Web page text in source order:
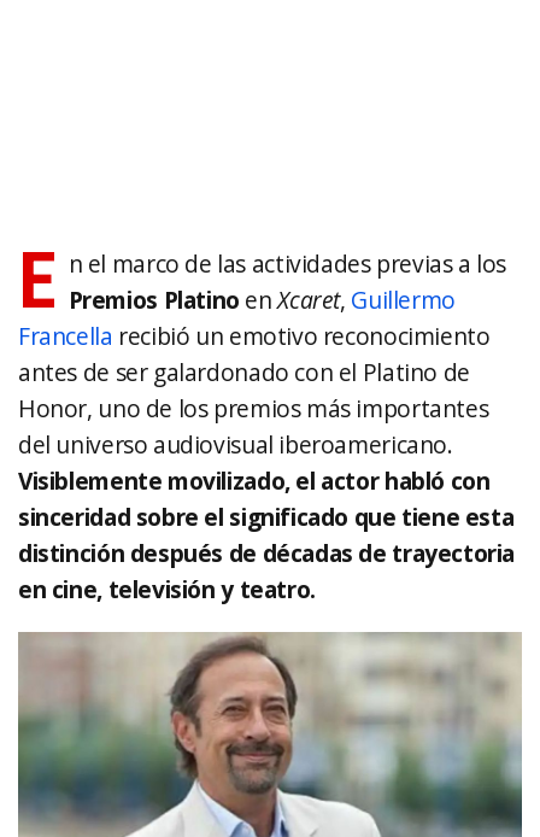
E n el marco de las actividades previas a los
Premios Platino enXcaret, Guillermo
Francella recibió un emotivo reconocimiento
antes de ser galardonado con el Platino de
Honor, uno de los premios más importantes
del universo audiovisual iberoamericano.
Visiblemente movilizado, el actor habló con
sinceridad sobre el significado que tiene esta
distinción después de décadas de trayectoria
en cine, televisión y teatro.